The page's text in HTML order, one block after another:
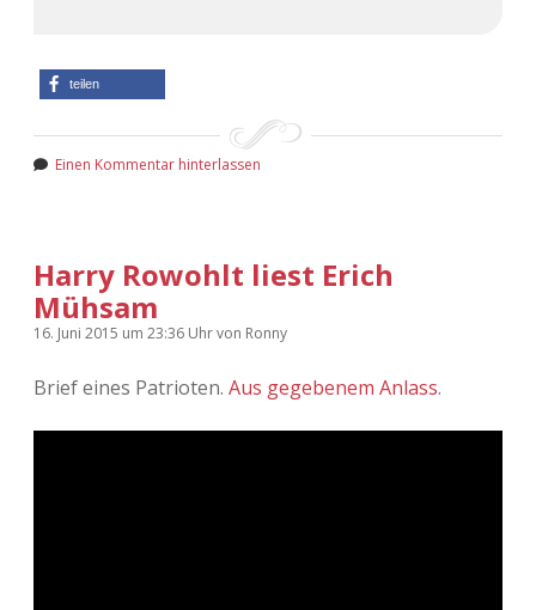
Adventskalender 2017
Adventskalender 2022
teilen
Einen Kommentar hinterlassen
Harry Rowohlt liest Erich
Mühsam
16. Juni 2015 um 23:36 Uhrvon Ronny
Brief eines Patrioten. Aus gegebenem Anlass.